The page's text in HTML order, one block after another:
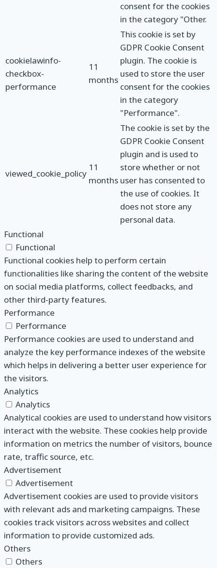
consent for the cookies
in the category "Other.
cookielawinfo-
checkbox-
performance
11
months
This cookie is set by
GDPR Cookie Consent
plugin. The cookie is
used to store the user
consent for the cookies
in the category
"Performance".
viewed_cookie_policy
11
months
The cookie is set by the
GDPR Cookie Consent
plugin and is used to
store whether or not
user has consented to
the use of cookies. It
does not store any
personal data.
Functional
Functional
Functional cookies help to perform certain
functionalities like sharing the content of the website
on social media platforms, collect feedbacks, and
other third-party features.
Performance
Performance
Performance cookies are used to understand and
analyze the key performance indexes of the website
which helps in delivering a better user experience for
the visitors.
Analytics
Analytics
Analytical cookies are used to understand how visitors
interact with the website. These cookies help provide
information on metrics the number of visitors, bounce
rate, traffic source, etc.
Advertisement
Advertisement
Advertisement cookies are used to provide visitors
with relevant ads and marketing campaigns. These
cookies track visitors across websites and collect
information to provide customized ads.
Others
Others